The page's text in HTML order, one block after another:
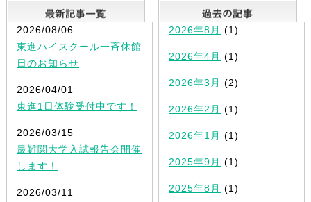
最新記事一覧
2026/08/06
東進ハイスクール一斉休館
日のお知らせ
2026/04/01
東進1日体験受付中です！
2026/03/15
最難関大学入試報告会開催
します！
2026/03/11
2026年8月 (1)
2026年4月 (1)
2026年3月 (2)
2026年2月 (1)
2026年1月 (1)
2025年9月 (1)
2025年8月 (1)